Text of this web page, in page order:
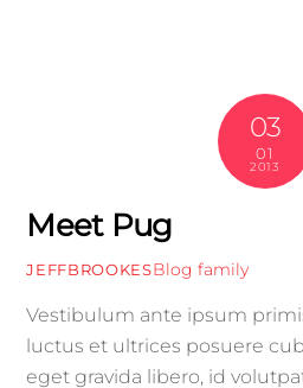
03
01
2013
Meet Pug
JEFFBROOKESBlog family
Vestibulum ante ipsum
luctus et ultrices posuere
eget gravida libero, id